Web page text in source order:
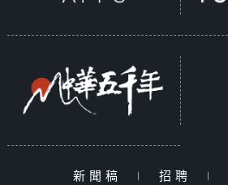
新聞稿 | 招聘 |